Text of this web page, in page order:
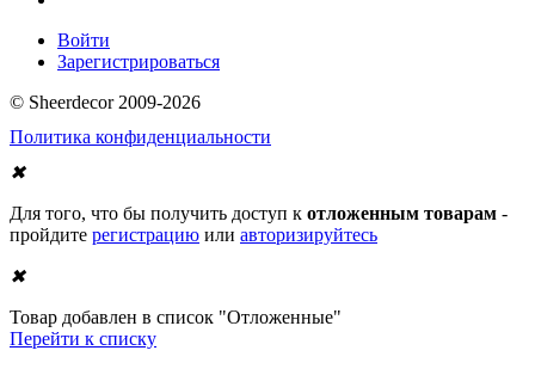
Войти
Зарегистрироваться
© Sheerdecor 2009-2026
Политика конфиденциальности
✖
Для того, что бы получить доступ к отложенным товарам -
пройдите регистрацию или авторизируйтесь
✖
Товар добавлен в список "Отложенные"
Перейти к списку